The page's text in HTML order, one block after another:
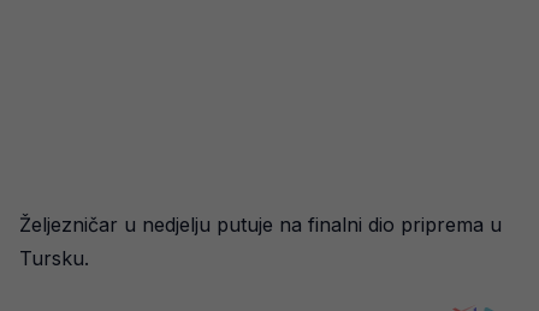
Željezničar u nedjelju putuje na finalni dio priprema u
Tursku.